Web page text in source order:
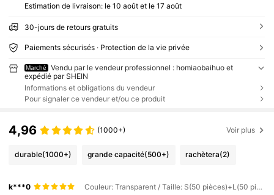
Estimation de livraison: le 10 août et le 17 août
30-jours de retours gratuits
Paiements sécurisés · Protection de la vie privée
Marché
Vendu par le vendeur professionnel : homiaobaihuo et
expédié par SHEIN
Informations et obligations du vendeur
Pour signaler ce vendeur et/ou ce produit
4,96 (1000+) Voir plus
durable(1000+) grande capacité(500+) rachètera(2)
k***0 Couleur: Transparent / Taille: S(50 pièces)+L(50 pièces)